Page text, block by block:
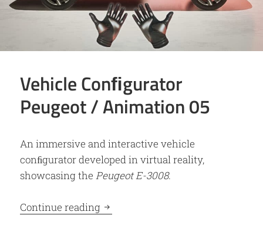
Vehicle Conﬁgurator
Peugeot / Animation 05
An immersive and interactive vehicle
conﬁgurator developed in virtual reality,
showcasing thePeugeot E-3008.
Continue reading Vehicle Conﬁgurator Peugeot /